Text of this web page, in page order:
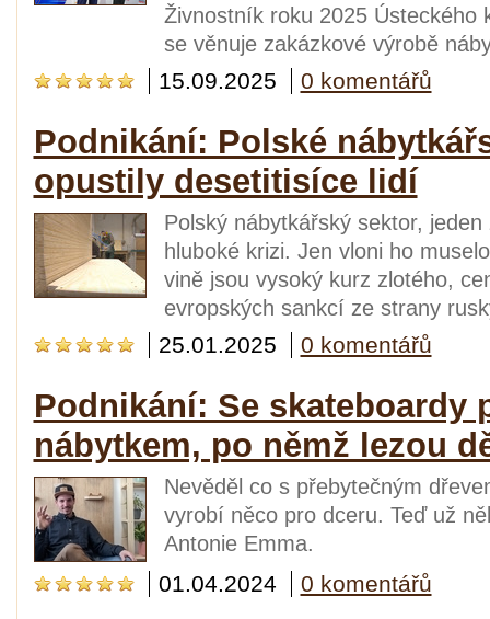
Živnostník roku 2025 Ústeckého
se věnuje zakázkové výrobě
15.09.2025 0 komentářů
Podnikání: Polské
opustily desetitisíce lidí
Polský nábytkářský sektor,
hluboké krizi. Jen vloni ho
vině jsou vysoký kurz zlotého,
evropských sankcí ze strany
25.01.2025 0 komentářů
Podnikání: Se skateboardy
nábytkem, po němž lezou
Nevěděl co s přebytečným
vyrobí něco pro dceru. Teď už
Antonie Emma.
01.04.2024 0 komentářů